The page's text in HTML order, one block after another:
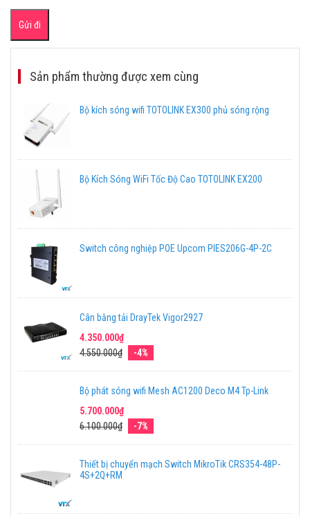
Sản phẩm thường được xem cùng
Bộ kích sóng wifi TOTOLINK EX300 phủ sóng rộng
Bộ Kích Sóng WiFi Tốc Độ Cao TOTOLINK EX200
Switch công nghiệp POE Upcom PIES206G-4P-2C
Cân bằng tải DrayTek Vigor2927
4.350.000₫
4.550.000₫
-4%
Bộ phát sóng wifi Mesh AC1200 Deco M4 Tp-Link
5.700.000₫
6.100.000₫
-7%
Thiết bị chuyển mạch Switch MikroTik CRS354-48P-
4S+2Q+RM